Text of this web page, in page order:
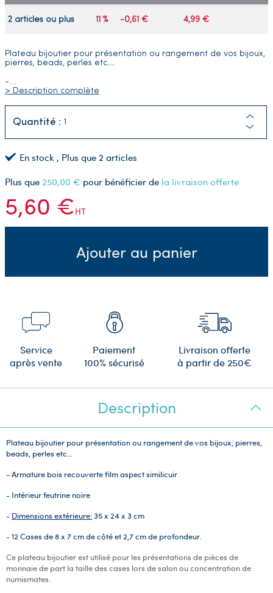
2 articles ou plus 11 % -0,61 € 4,99 €
Plateau bijoutier pour présentation ou rangement de vos bijoux,
pierres, beads, perles etc...
-…
> Description complète
Quantité :
En stock , Plus que 2 articles
Plus que 250,00 € pour bénéficier de la livraison offerte
5,60 €HT
Ajouter au panier
Service
après vente
Paiement
100% sécurisé
Livraison offerte
à partir de 250€
Description
Plateau bijoutier pour présentation ou rangement de vos bijoux, pierres,
beads, perles etc...
- Armature bois recouverte film aspect similicuir
- Intérieur feutrine noire
- Dimensions extérieure:35 x 24 x 3 cm
- 12 Cases de 8 x 7 cm de côté et 2,7 cm de profondeur.
Ce plateau bijoutier est utilisé pour les présentations de pièces de
monnaie de part la taille des cases lors de salon ou concentration de
numismates.